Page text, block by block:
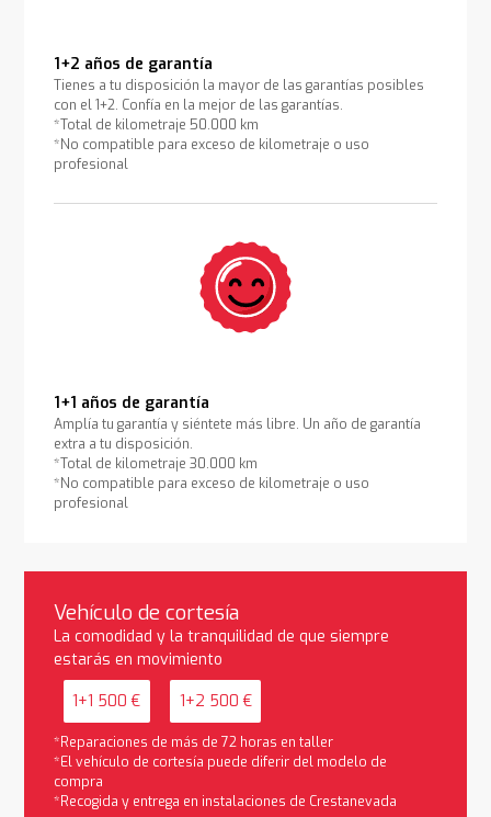
1+2 años de garantía
Tienes a tu disposición la mayor de las garantías posibles
con el 1+2. Confía en la mejor de las garantías.
*Total de kilometraje 50.000 km
*No compatible para exceso de kilometraje o uso
profesional
1+1 años de garantía
Amplía tu garantía y siéntete más libre. Un año de garantía
extra a tu disposición.
*Total de kilometraje 30.000 km
*No compatible para exceso de kilometraje o uso
profesional
Vehículo de cortesía
La comodidad y la tranquilidad de que siempre
estarás en movimiento
1+1 500 € 1+2 500 €
*Reparaciones de más de 72 horas en taller
*El vehículo de cortesía puede diferir del modelo de
compra
*Recogida y entrega en instalaciones de Crestanevada